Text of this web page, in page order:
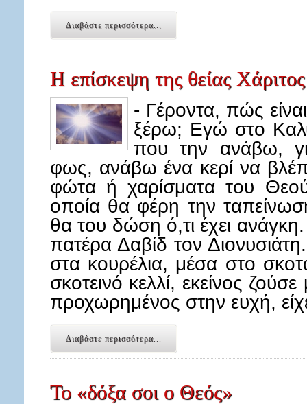
Διαβάστε περισσότερα...
Η επίσκεψη της θείας Χάριτος
- Γέροντα, πώς
ξέρω; Εγώ στο
που την ανάβω,
φως, ανάβω ένα κερί να
φώτα ή χαρίσματα του
οποία θα φέρη την
θα του δώση ό,τι έχει
πατέρα Δαβίδ τον
στα κουρέλια, μέσα στο
σκοτεινό κελλί, εκείνος
προχωρημένος στην ευχή,
Διαβάστε περισσότερα...
Το «δόξα σοι ο Θεός»